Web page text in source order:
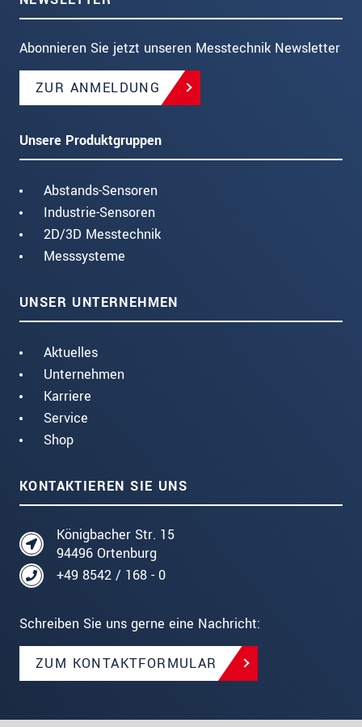
Abonnieren Sie jetzt unseren Messtechnik Newsletter
ZUR ANMELDUNG
Unsere Produktgruppen
Abstands-Sensoren
Industrie-Sensoren
2D/3D Messtechnik
Messsysteme
UNSER UNTERNEHMEN
Aktuelles
Unternehmen
Karriere
Service
Shop
KONTAKTIEREN SIE UNS
Königbacher Str. 15
94496 Ortenburg
+49 8542 / 168 - 0
Schreiben Sie uns gerne eine Nachricht:
ZUM KONTAKTFORMULAR